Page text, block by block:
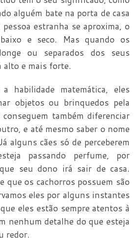
alguém bate na porta de casa
estranha se aproxima, o
e seco. Mas quando os
ou separados dos seus
alto e mais forte.
habilidade matemática, eles
objetos ou brinquedos pela
também diferenciar
e até mesmo saber o nome
alguns cães só de perceberem
passando perfume, por
seu dono irá sair de casa.
que os cachorros possuem são
eles por alguns instantes
eles estão sempre atentos à
nenhum detalhe do que esteja
redor.